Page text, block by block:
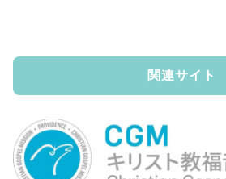
関連サイト